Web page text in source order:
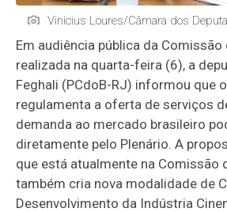
Vinicius Loures/Câmara dos
Em audiência pública da Comissão
realizada na quarta-feira (6), a
Feghali (PCdoB-RJ) informou que
regulamenta a oferta de serviços
demanda ao mercado brasileiro
diretamente pelo Plenário. A
que está atualmente na Comissão
também cria nova modalidade de
Desenvolvimento da Indústria